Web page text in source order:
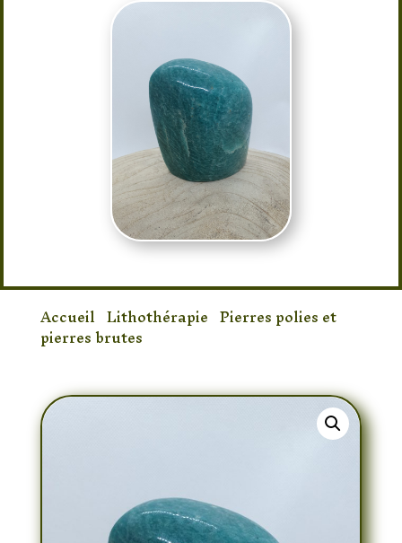
Accueil Lithothérapie Pierres polies et
pierres brutes